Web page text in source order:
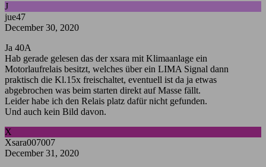
J
jue47
December 30, 2020
Ja 40A
Hab gerade gelesen das der xsara mit Klimaanlage ein
Motorlaufrelais besitzt, welches über ein LIMA Signal dann
praktisch die Kl.15x freischaltet, eventuell ist da ja etwas
abgebrochen was beim starten direkt auf Masse fällt.
Leider habe ich den Relais platz dafür nicht gefunden.
Und auch kein Bild davon.
X
Xsara007007
December 31, 2020